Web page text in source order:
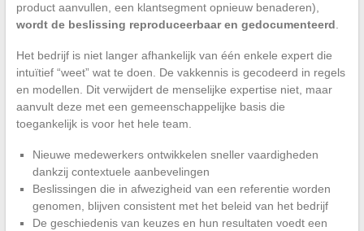
product aanvullen, een klantsegment opnieuw benaderen),
wordt de beslissing reproduceerbaar en gedocumenteerd.
Het bedrijf is niet langer afhankelijk van één enkele expert die
intuïtief “weet” wat te doen. De vakkennis is gecodeerd in regels
en modellen. Dit verwijdert de menselijke expertise niet, maar
aanvult deze met een gemeenschappelijke basis die
toegankelijk is voor het hele team.
Nieuwe medewerkers ontwikkelen sneller vaardigheden
dankzij contextuele aanbevelingen
Beslissingen die in afwezigheid van een referentie worden
genomen, blijven consistent met het beleid van het bedrijf
De geschiedenis van keuzes en hun resultaten voedt een